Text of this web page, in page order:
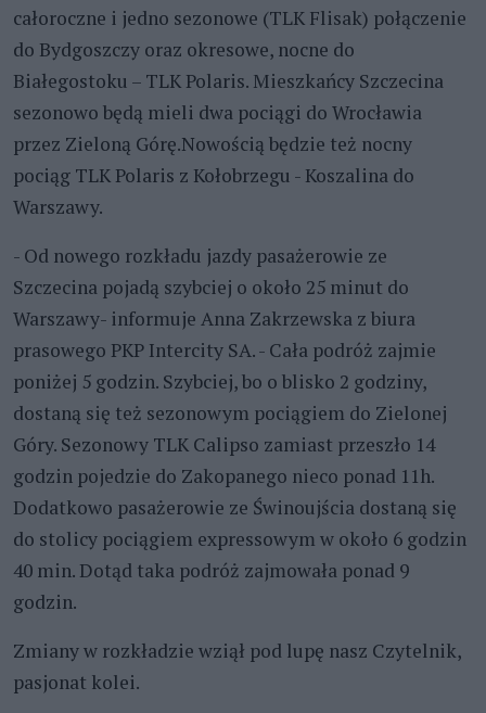
całoroczne i jedno sezonowe (TLK Flisak) połączenie
do Bydgoszczy oraz okresowe, nocne do
Białegostoku – TLK Polaris. Mieszkańcy Szczecina
sezonowo będą mieli dwa pociągi do Wrocławia
przez Zieloną Górę.Nowością będzie też nocny
pociąg TLK Polaris z Kołobrzegu - Koszalina do
Warszawy.
- Od nowego rozkładu jazdy pasażerowie ze
Szczecina pojadą szybciej o około 25 minut do
Warszawy- informuje Anna Zakrzewska z biura
prasowego PKP Intercity SA. - Cała podróż zajmie
poniżej 5 godzin. Szybciej, bo o blisko 2 godziny,
dostaną się też sezonowym pociągiem do Zielonej
Góry. Sezonowy TLK Calipso zamiast przeszło 14
godzin pojedzie do Zakopanego nieco ponad 11h.
Dodatkowo pasażerowie ze Świnoujścia dostaną się
do stolicy pociągiem expressowym w około 6 godzin
40 min. Dotąd taka podróż zajmowała ponad 9
godzin.
Zmiany w rozkładzie wziął pod lupę nasz Czytelnik,
pasjonat kolei.